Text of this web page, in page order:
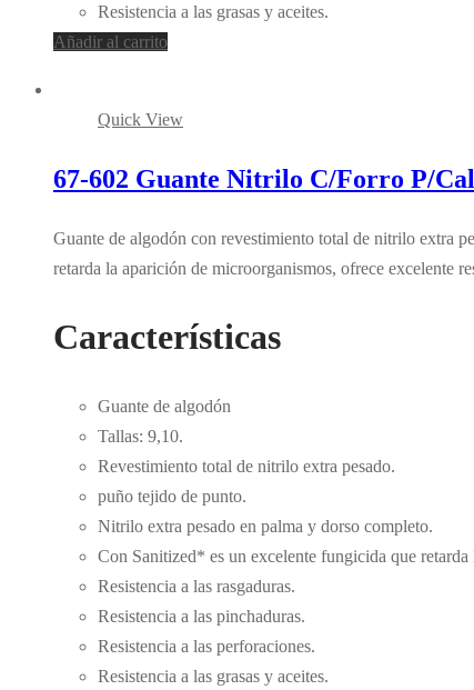
Resistencia a las grasas y aceites.
Añadir al carrito
Quick View
67-602 Guante Nitrilo C/Forro P/
Guante de algodón con revestimiento total de nitrilo extra
retarda la aparición de microorganismos, ofrece excelente
Características
Guante de algodón
Tallas: 9,10.
Revestimiento total de nitrilo extra pesado.
puño tejido de punto.
Nitrilo extra pesado en palma y dorso completo.
Con Sanitized* es un excelente fungicida que
Resistencia a las rasgaduras.
Resistencia a las pinchaduras.
Resistencia a las perforaciones.
Resistencia a las grasas y aceites.